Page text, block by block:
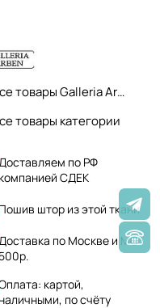
Все товары Galleria Arben
товары категории
по РФ
компанией СДЕК
Пошив штор из этой ткани
по Москве и МО
500р.
картой,
наличными, по счёту